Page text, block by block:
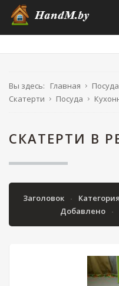
Вы здесь: Главная Посуда
Скатерти
Посуда
СКАТЕРТИ В
Заголовок Категория
Добавлено